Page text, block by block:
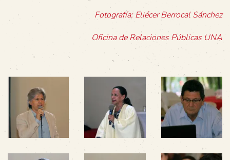
Fotografía: Eliécer Berrocal Sánchez
Oficina de Relaciones Públicas UNA